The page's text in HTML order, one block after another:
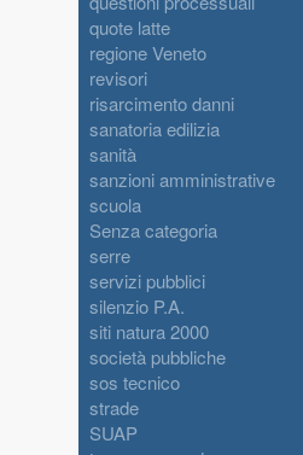
quote latte
regione Veneto
revisori
risarcimento danni
sanatoria edilizia
sanità
sanzioni amministrative
scuola
Senza categoria
serre
servizi pubblici
silenzio P.A.
siti natura 2000
società pubbliche
sos tecnico
strade
SUAP